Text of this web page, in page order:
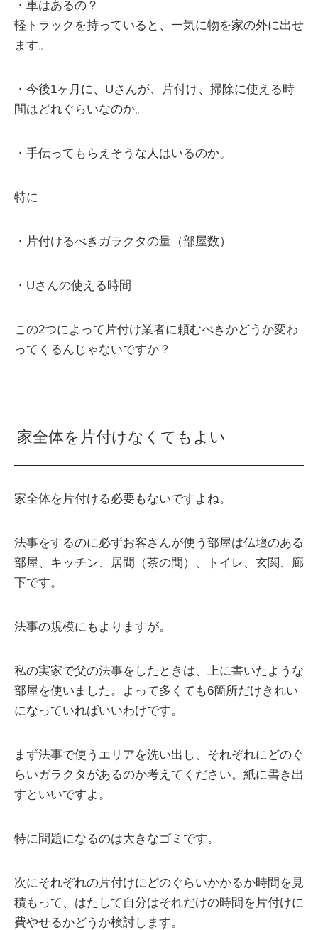
・車はあるの？
軽トラックを持っていると、一気に物を家の外に出せ
ます。
・今後1ヶ月に、Uさんが、片付け、掃除に使える時
間はどれぐらいなのか。
・手伝ってもらえそうな人はいるのか。
特に
・片付けるべきガラクタの量（部屋数）
・Uさんの使える時間
この2つによって片付け業者に頼むべきかどうか変わ
ってくるんじゃないですか？
家全体を片付けなくてもよい
家全体を片付ける必要もないですよね。
法事をするのに必ずお客さんが使う部屋は仏壇のある
部屋、キッチン、居間（茶の間）、トイレ、玄関、廊
下です。
法事の規模にもよりますが。
私の実家で父の法事をしたときは、上に書いたような
部屋を使いました。よって多くても6箇所だけきれい
になっていればいいわけです。
まず法事で使うエリアを洗い出し、それぞれにどのぐ
らいガラクタがあるのか考えてください。紙に書き出
すといいですよ。
特に問題になるのは大きなゴミです。
次にそれぞれの片付けにどのぐらいかかるか時間を見
積もって、はたして自分はそれだけの時間を片付けに
費やせるかどうか検討します。